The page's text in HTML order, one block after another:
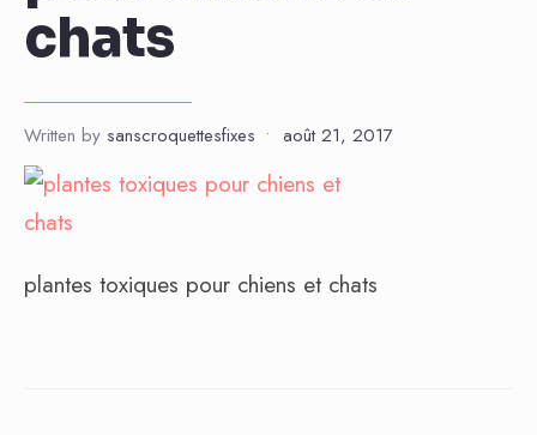
chats
Written by sanscroquettesfixes • août 21, 2017
plantes toxiques pour chiens et chats